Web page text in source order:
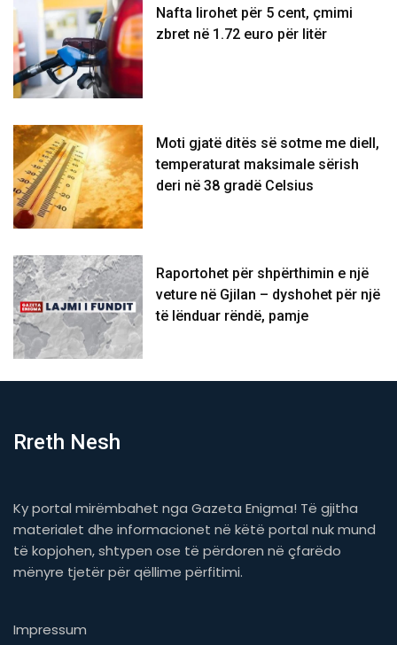
Nafta lirohet për 5 cent, çmimi
zbret në 1.72 euro për litër
Moti gjatë ditës së sotme me diell,
temperaturat maksimale sërish
deri në 38 gradë Celsius
Raportohet për shpërthimin e një
veture në Gjilan – dyshohet për një
të lënduar rëndë, pamje
Rreth Nesh
Ky portal mirëmbahet nga Gazeta Enigma! Të gjitha
materialet dhe informacionet në këtë portal nuk mund
të kopjohen, shtypen ose të përdoren në çfarëdo
mënyre tjetër për qëllime përfitimi.
Impressum